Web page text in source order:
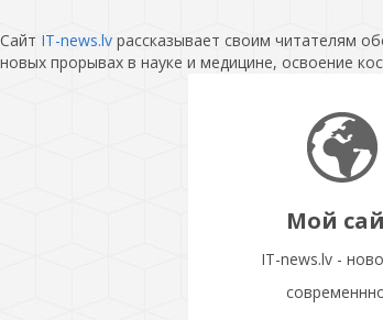
Сайт IT-news.lv рассказывает своим читателям
новых прорывах в науке и медицине, освоение
Мой
IT-news.lv -